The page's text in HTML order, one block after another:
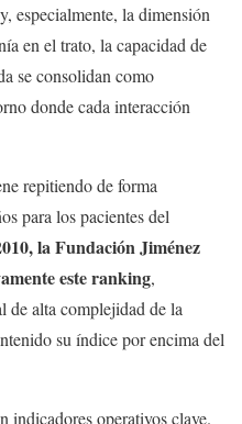
especialmente, la dimensión
en el trato, la capacidad de
se consolidan como
donde cada interacción
repitiendo de forma
para los pacientes del
la Fundación Jiménez
este ranking,
de alta complejidad de la
su índice por encima del
indicadores operativos clave.